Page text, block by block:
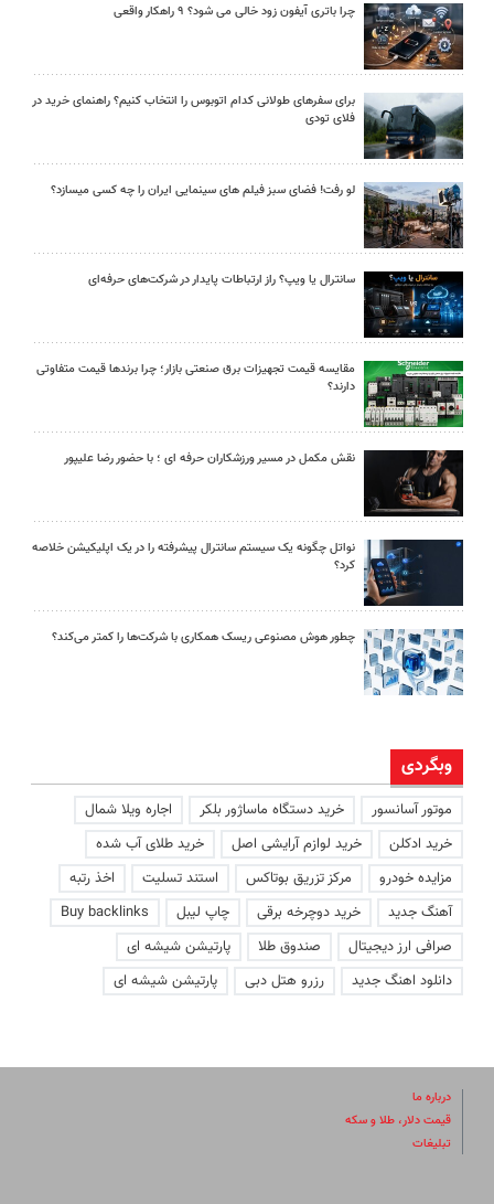
چرا باتری آیفون زود خالی می شود؟ ۹ راهکار واقعی
برای سفرهای طولانی کدام اتوبوس را انتخاب کنیم؟ راهنمای خرید در
فلای تودی
لو رفت! فضای سبز فیلم های سینمایی ایران را چه کسی میسازد؟
سانترال یا ویپ؟ راز ارتباطات پایدار در شرکت‌های حرفه‌ای
مقایسه قیمت تجهیزات برق صنعتی بازار؛ چرا برندها قیمت متفاوتی
دارند؟
نقش مکمل در مسیر ورزشکاران حرفه ای ؛ با حضور رضا علیپور
نواتل چگونه یک سیستم سانترال پیشرفته را در یک اپلیکیشن خلاصه
کرد؟
چطور هوش مصنوعی ریسک همکاری با شرکت‌ها را کمتر می‌کند؟
وبگردی
موتور آسانسور خرید دستگاه ماساژور بلکر
اجاره ویلا شمال
خرید ادکلن
خرید لوازم آرایشی اصل
خرید طلای آب شده
مزایده خودرو
مرکز تزریق بوتاکس استند تسلیت
اخذ رتبه
آهنگ جدید
خرید دوچرخه برقی چاپ لیبل
Buy backlinks
صرافی ارز دیجیتال
صندوق طلا
پارتیشن شیشه ای
دانلود اهنگ جدید
رزرو هتل دبی پارتیشن شیشه ای
درباره ما
قیمت دلار، طلا و سکه
تبلیغات